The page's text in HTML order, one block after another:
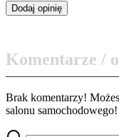
Komentarze /
Brak komentarzy!
salonu samochodowego!